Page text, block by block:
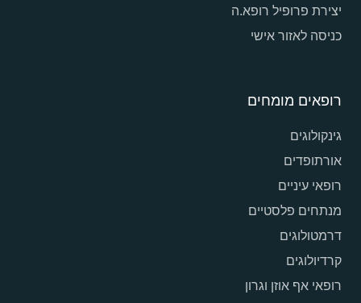
יצירת פרופיל רופא.ה
כניסה לאזור אישי
רופאים מומחים
גינקולוגים
אורתופדים
רופאי עיניים
מנתחים פלסטיים
דרמטולוגים
קרדיולוגים
רופאי אף אוזן וגרון